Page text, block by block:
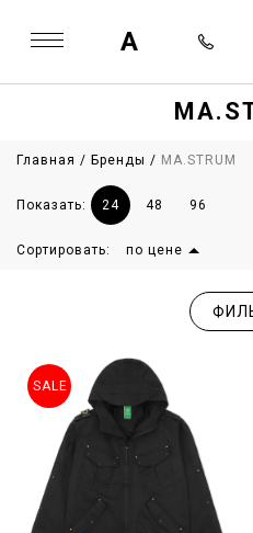
A
Главная / Бренды / MA.STRUM
Показать: 24 48 96
Сортировать: по цене
SALE